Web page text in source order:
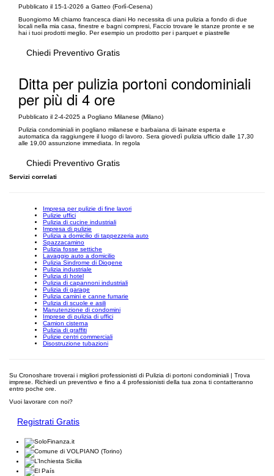
Pubblicato il 15-1-2026 a Gatteo (Forlì-Cesena)
Buongiorno Mi chiamo francesca diani Ho necessita di una pulizia a fondo di due
locali nella mia casa, finestre e bagni compresi, Faccio trovare le stanze pronte e se
hai i tuoi prodotti meglio. Per esempio un prodotto per i parquet e piastrelle
Chiedi Preventivo Gratis
Ditta per pulizia portoni condominiali
per più di 4 ore
Pubblicato il 2-4-2025 a Pogliano Milanese (Milano)
Pulizia condominiali in pogliano milanese e barbaiana di lainate esperta e
automatica da raggiungere il luogo di lavoro. Sera giovedì pulizia ufficio dalle 17,30
alle 19,00 assunzione immediata. In regola
Chiedi Preventivo Gratis
Servizi correlati
Impresa per pulizie di fine lavori
Pulizie uffici
Pulizia di cucine industriali
Impresa di pulizie
Pulizia a domicilio di tappezzeria auto
Spazzacamino
Pulizia fosse settiche
Lavaggio auto a domicilio
Pulizia Sindrome di Diogene
Pulizia industriale
Pulizia di hotel
Pulizia di capannoni industriali
Pulizia di garage
Pulizia camini e canne fumarie
Pulizia di scuole e asili
Manutenzione di condomini
Imprese di pulizia di uffici
Camion cisterna
Pulizia di graffiti
Pulizie centri commerciali
Disostruzione tubazioni
Su Cronoshare troverai i migliori professionisti di Pulizia di portoni condominiali | Trova
imprese. Richiedi un preventivo e fino a 4 professionisti della tua zona ti contatteranno
entro poche ore.
Vuoi lavorare con noi?
Registrati Gratis